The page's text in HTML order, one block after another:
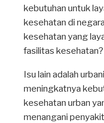
kebutuhan untuk
kesehatan di
kesehatan yang
fasilitas kesehatan?
Isu lain adalah
meningkatnya
kesehatan urban
menangani